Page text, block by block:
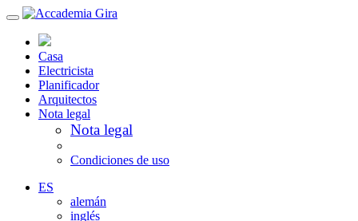
Casa
Electricista
Planificador
Arquitectos
Nota legal
Nota legal
Condiciones de uso
ES
alemán
inglés